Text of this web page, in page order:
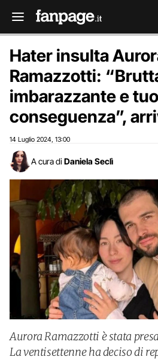
Hater insulta
Ramazzotti:
imbarazzante e
conseguenza”,
14 Luglio 2024 13:00
A cura di Daniela Seclì
Aurora Ramazzotti è stata
La ventisettenne ha deciso di